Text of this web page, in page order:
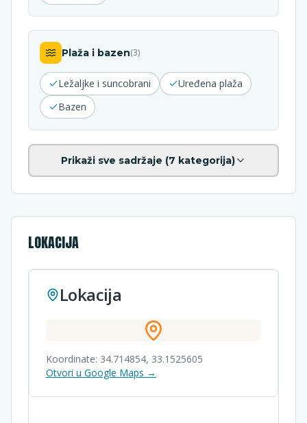
Plaža i bazen(3)
Ležaljke i suncobrani
Uređena plaža
Bazen
Prikaži sve sadržaje (7 kategorija)
LOKACIJA
Lokacija
Koordinate: 34.714854, 33.1525605
Otvori u Google Maps →